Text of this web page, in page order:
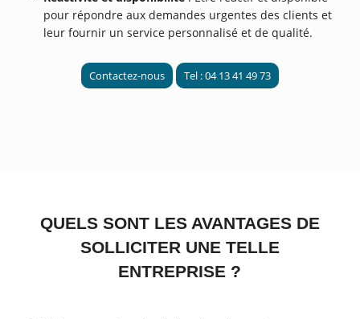
pour répondre aux demandes urgentes des clients et
leur fournir un service personnalisé et de qualité.
Contactez-nous Tel : 04 13 41 49 73
QUELS SONT LES AVANTAGES DE
SOLLICITER UNE TELLE
ENTREPRISE ?